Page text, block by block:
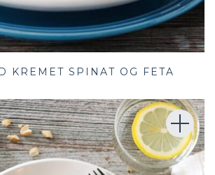
KREMET SPINAT OG FETA